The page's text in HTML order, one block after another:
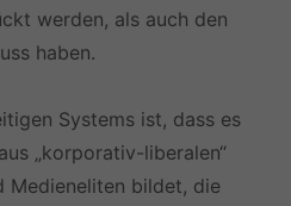
werden, als auch den
haben.
Systems ist, dass es
„korporativ-liberalen“
Medieneliten bildet, die